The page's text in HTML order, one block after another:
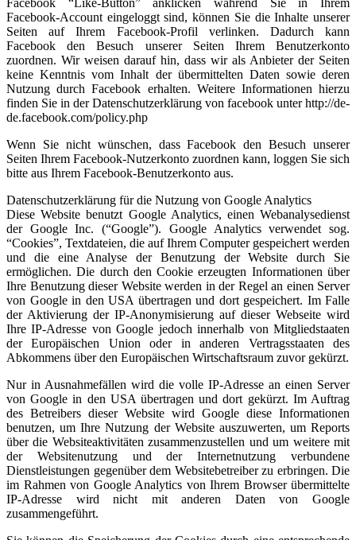
Facebook “Like-Button” anklicken während Sie in Ihrem
Facebook-Account eingeloggt sind, können Sie die Inhalte unserer
Seiten auf Ihrem Facebook-Profil verlinken. Dadurch kann
Facebook den Besuch unserer Seiten Ihrem Benutzerkonto
zuordnen. Wir weisen darauf hin, dass wir als Anbieter der Seiten
keine Kenntnis vom Inhalt der übermittelten Daten sowie deren
Nutzung durch Facebook erhalten. Weitere Informationen hierzu
finden Sie in der Datenschutzerklärung von facebook unter http://de-
de.facebook.com/policy.php
Wenn Sie nicht wünschen, dass Facebook den Besuch unserer
Seiten Ihrem Facebook-Nutzerkonto zuordnen kann, loggen Sie sich
bitte aus Ihrem Facebook-Benutzerkonto aus.
Datenschutzerklärung für die Nutzung von Google Analytics
Diese Website benutzt Google Analytics, einen Webanalysedienst
der Google Inc. (“Google”). Google Analytics verwendet sog.
“Cookies”, Textdateien, die auf Ihrem Computer gespeichert werden
und die eine Analyse der Benutzung der Website durch Sie
ermöglichen. Die durch den Cookie erzeugten Informationen über
Ihre Benutzung dieser Website werden in der Regel an einen Server
von Google in den USA übertragen und dort gespeichert. Im Falle
der Aktivierung der IP-Anonymisierung auf dieser Webseite wird
Ihre IP-Adresse von Google jedoch innerhalb von Mitgliedstaaten
der Europäischen Union oder in anderen Vertragsstaaten des
Abkommens über den Europäischen Wirtschaftsraum zuvor gekürzt.
Nur in Ausnahmefällen wird die volle IP-Adresse an einen Server
von Google in den USA übertragen und dort gekürzt. Im Auftrag
des Betreibers dieser Website wird Google diese Informationen
benutzen, um Ihre Nutzung der Website auszuwerten, um Reports
über die Websiteaktivitäten zusammenzustellen und um weitere mit
der Websitenutzung und der Internetnutzung verbundene
Dienstleistungen gegenüber dem Websitebetreiber zu erbringen. Die
im Rahmen von Google Analytics von Ihrem Browser übermittelte
IP-Adresse wird nicht mit anderen Daten von Google
zusammengeführt.